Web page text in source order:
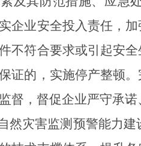
企业安全投入责任，
不符合要求或引起安
证的，实施停产整顿
督，督促企业严守承
然灾害监测预警能力